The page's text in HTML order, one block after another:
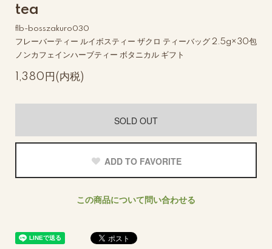
tea
flb-bosszakuro030
フレーバーティー ルイボスティー ザクロ ティーバッグ 2.5g×30包
ノンカフェインハーブティー ボタニカル ギフト
1,380円(内税)
SOLD OUT
ADD TO FAVORITE
この商品について問い合わせる